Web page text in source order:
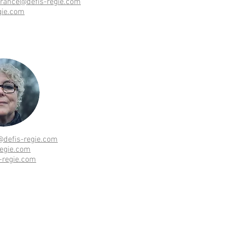
regie.com
regie.com